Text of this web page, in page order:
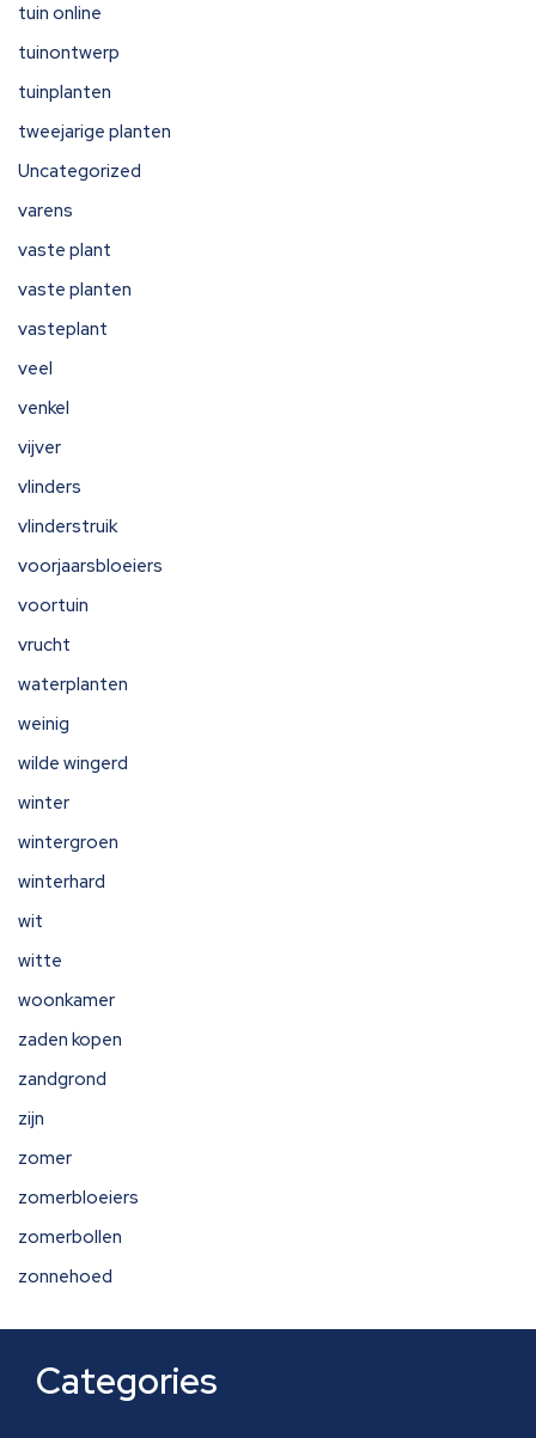
tuin online
tuinontwerp
tuinplanten
tweejarige planten
Uncategorized
varens
vaste plant
vaste planten
vasteplant
veel
venkel
vijver
vlinders
vlinderstruik
voorjaarsbloeiers
voortuin
vrucht
waterplanten
weinig
wilde wingerd
winter
wintergroen
winterhard
wit
witte
woonkamer
zaden kopen
zandgrond
zijn
zomer
zomerbloeiers
zomerbollen
zonnehoed
Categories